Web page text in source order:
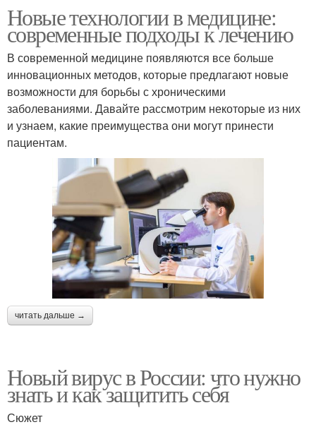
Новые технологии в медицине:
современные подходы к лечению
В современной медицине появляются все больше
инновационных методов, которые предлагают новые
возможности для борьбы с хроническими
заболеваниями. Давайте рассмотрим некоторые из них
и узнаем, какие преимущества они могут принести
пациентам.
читать дальше →
Новый вирус в России: что нужно
знать и как защитить себя
Сюжет